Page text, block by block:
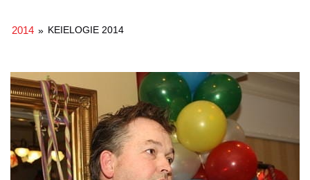
2014 » KEIELOGIE 2014